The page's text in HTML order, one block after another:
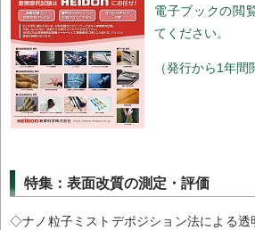
電子ブックの閲
てください。
（発行から1年間
特集：表面改質の測定・評価
◇ナノ粒子ミストデポジション法による透